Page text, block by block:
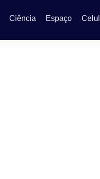
Ciência Espaço